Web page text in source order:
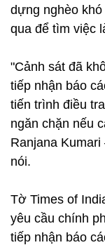
dựng nghèo
qua để tìm việc
"Cảnh sát đã
tiếp nhận báo
tiến trình điều
ngăn chặn nếu
Ranjana
nói.
Tờ Times of
yêu cầu chính
tiếp nhận báo